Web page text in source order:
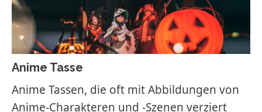
Anime Tasse
Anime Tassen, die oft mit Abbildungen von
Anime-Charakteren und -Szenen verziert